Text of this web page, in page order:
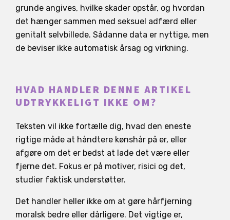
grunde angives, hvilke skader opstår, og hvordan
det hænger sammen med seksuel adfærd eller
genitalt selvbillede. Sådanne data er nyttige, men
de beviser ikke automatisk årsag og virkning.
HVAD HANDLER DENNE ARTIKEL
UDTRYKKELIGT IKKE OM?
Teksten vil ikke fortælle dig, hvad den eneste
rigtige måde at håndtere kønshår på er, eller
afgøre om det er bedst at lade det være eller
fjerne det. Fokus er på motiver, risici og det,
studier faktisk understøtter.
Det handler heller ikke om at gøre hårfjerning
moralsk bedre eller dårligere. Det vigtige er,